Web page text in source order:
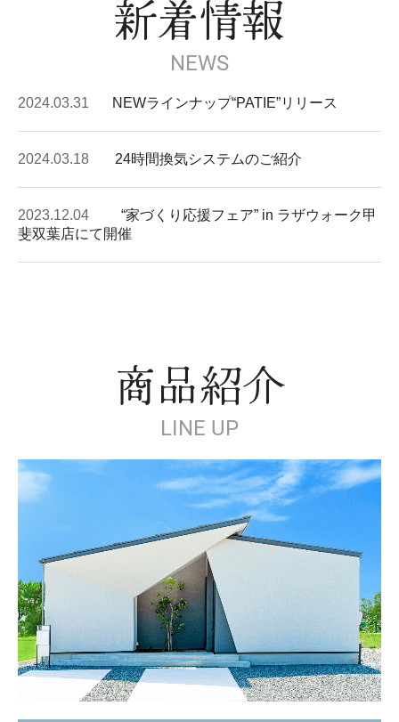
新着情報
NEWS
2024.03.31 NEWラインナップ“PATIE”リリース
2024.03.18 24時間換気システムのご紹介
2023.12.04
“家づくり応援フェア” in ラザウォーク甲
斐双葉店にて開催
商品紹介
LINE UP